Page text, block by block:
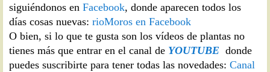
siguiéndonos en Facebook, donde aparecen todos los
días cosas nuevas: rioMoros en Facebook
O bien, si lo que te gusta son los vídeos de plantas no
tienes más que entrar en el canal de YOUTUBE donde
puedes suscribirte para tener todas las novedades: Canal